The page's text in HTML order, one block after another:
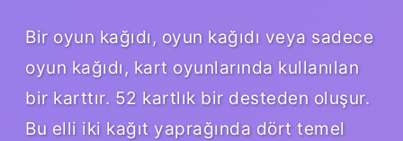
Bir oyun kağıdı, oyun kağıdı veya sadece
oyun kağıdı, kart oyunlarında kullanılan
bir karttır. 52 kartlık bir desteden oluşur.
Bu elli iki kağıt yaprağında dört temel